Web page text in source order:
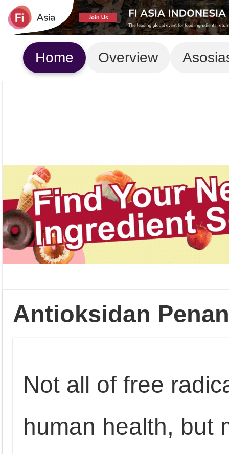
Home Overview
Antioksidan
Not all of free
human health, but